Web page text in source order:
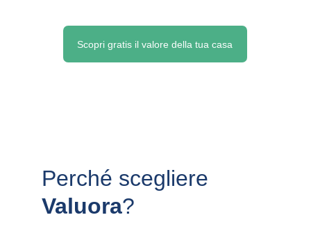
Scopri gratis il valore della tua casa
Perché scegliere
Valuora?